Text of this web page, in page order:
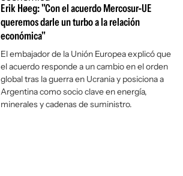
Erik Høeg: "Con el acuerdo Mercosur-UE
queremos darle un turbo a la relación
económica"
El embajador de la Unión Europea explicó que
el acuerdo responde a un cambio en el orden
global tras la guerra en Ucrania y posiciona a
Argentina como socio clave en energía,
minerales y cadenas de suministro.